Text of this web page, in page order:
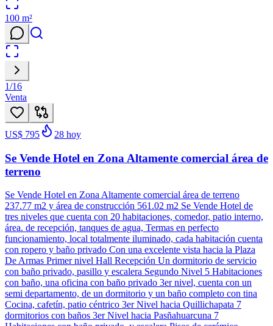
100 m²
1/16
Venta
US$ 795 28 hoy
Se Vende Hotel en Zona Altamente comercial área de
terreno
Se Vende Hotel en Zona Altamente comercial área de terreno
237.77 m2 y área de construcción 561.02 m2 Se Vende Hotel de
tres niveles que cuenta con 20 habitaciones, comedor, patio interno,
área. de recepción, tanques de agua, Termas en perfecto
funcionamiento, local totalmente iluminado, cada habitación cuenta
con ropero y baño privado Con una excelente vista hacia la Plaza
De Armas Primer nivel Hall Recepción Un dormitorio de servicio
con baño privado, pasillo y escalera Segundo Nivel 5 Habitaciones
con baño, una oficina con baño privado 3er nivel, cuenta con un
semi departamento, de un dormitorio y un baño completo con tina
Cocina, cafetín, patio céntrico 3er Nivel hacia Quillichapata 7
dormitorios con baños 3er Nivel hacia Pasñahuarcuna 7